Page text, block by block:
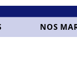
NOS